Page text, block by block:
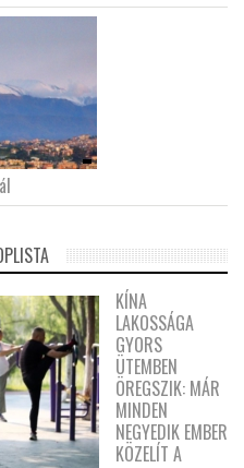
KÍNA
LAKOSSÁGA
GYORS
ÜTEMBEN
ÖREGSZIK: MÁR
MINDEN
NEGYEDIK EMBER
KÖZELÍT A